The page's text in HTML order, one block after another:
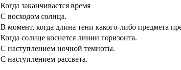
Когда заканчивается время
С восходом солнца.
В момент, когда длина тени какого-либо предмета
Когда солнце коснется линии горизонта.
С наступлением ночной темноты.
С наступлением рассвета.